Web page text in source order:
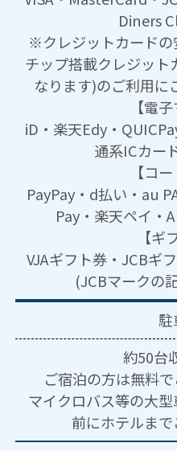
Diners
※クレジットカードの
チップ搭載クレジット
なります)のご利用に
【電
iD・楽天Edy・
通系ICカー
【コ
PayPay・d払い・au
Pay・楽天ペイ・
【ギ
VJAギフト券・JCBギ
(JCBマークの
駐
約50台
ご宿泊の方は無料で
マイクロバス等の大
前にホテルまで